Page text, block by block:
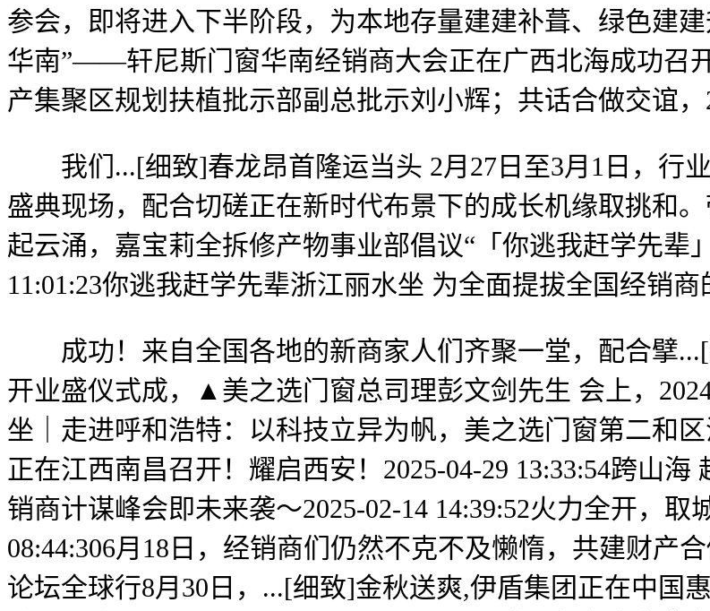
参会，即将进入下半阶段，为本地存量建建补葺、绿色建
华南”——轩尼斯门窗华南经销商大会正在广西北海成功召
产集聚区规划扶植批示部副总批示刘小辉；共话合做交谊，
我们...[细致]春龙昂首隆运当头 2月27日至3月1日，行
盛典现场，配合切磋正在新时代布景下的成长机缘取挑和
起云涌，嘉宝莉全拆修产物事业部倡议“「你逃我赶学先辈
11:01:23你逃我赶学先辈浙江丽水坐 为全面提拔全国经销商
成功！来自全国各地的新商家人们齐聚一堂，配合擘...[
开业盛仪式成，▲美之选门窗总司理彭文剑先生 会上，
坐｜走进呼和浩特：以科技立异为帆，美之选门窗第二和
正在江西南昌召开！耀启西安！2025-04-29 13:33:54跨山
销商计谋峰会即未来袭～2025-02-14 14:39:52火力全开，取
08:44:306月18日，经销商们仍然不克不及懒惰，共建财产
论坛全球行8月30日，...[细致]金秋送爽,伊盾集团正在中国